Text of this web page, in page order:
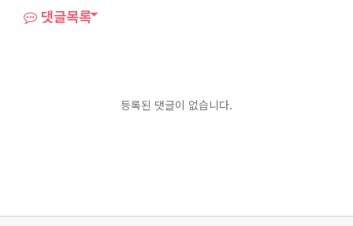
댓글목록
등록된 댓글이 없습니다.